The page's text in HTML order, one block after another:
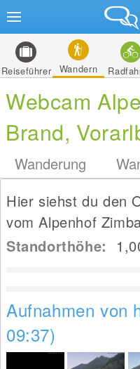
Reiseführer Wandern
Webcam
Brand,
Wanderung
Hier siehst du den
vom Alpenhof
Standorthöhe:
Aufnahmen von
09:37)